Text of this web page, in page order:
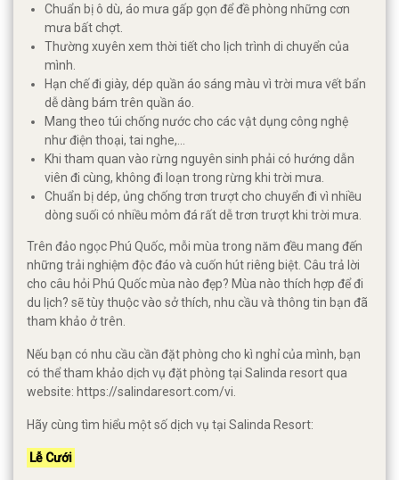
Chuẩn bị ô dù, áo mưa gấp gọn để đề phòng những cơn
mưa bất chợt.
Thường xuyên xem thời tiết cho lịch trình di chuyển của
mình.
Hạn chế đi giày, dép quần áo sáng màu vì trời mưa vết bẩn
dễ dàng bám trên quần áo.
Mang theo túi chống nước cho các vật dụng công nghệ
như điện thoại, tai nghe,...
Khi tham quan vào rừng nguyên sinh phải có hướng dẫn
viên đi cùng, không đi loạn trong rừng khi trời mưa.
Chuẩn bị dép, ủng chống trơn trượt cho chuyển đi vì nhiều
dòng suối có nhiều mỏm đá rất dễ trơn trượt khi trời mưa.
Trên đảo ngọc Phú Quốc, mỗi mùa trong năm đều mang đến
những trải nghiệm độc đáo và cuốn hút riêng biệt. Câu trả lời
cho câu hỏi Phú Quốc mùa nào đẹp? Mùa nào thích hợp để đi
du lịch? sẽ tùy thuộc vào sở thích, nhu cầu và thông tin bạn đã
tham khảo ở trên.
Nếu bạn có nhu cầu cần đặt phòng cho kì nghỉ của mình, bạn
có thể tham khảo dịch vụ đặt phòng tại Salinda resort qua
website: https://salindaresort.com/vi.
Hãy cùng tìm hiểu một số dịch vụ tại Salinda Resort:
Lễ Cưới